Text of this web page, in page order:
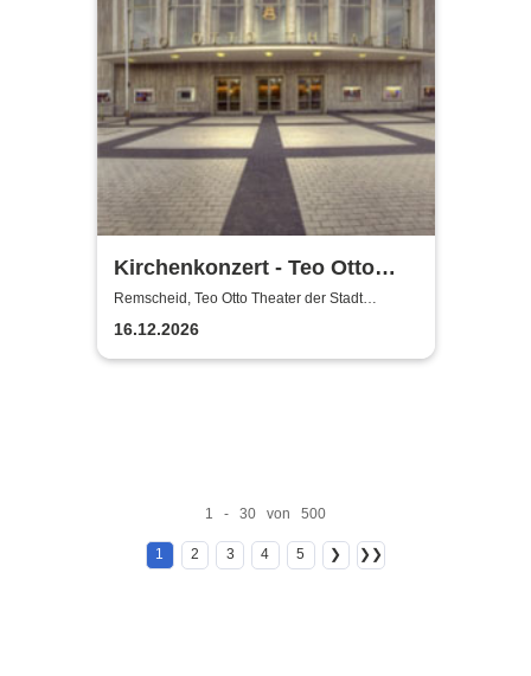
Kirchenkonzert - Teo Otto
Theater der Stadt Remscheid
Remscheid, Teo Otto Theater der Stadt
Remscheid
16.12.2026
1 - 30 von 500
1 2 3 4 5 ❯ ❯❯